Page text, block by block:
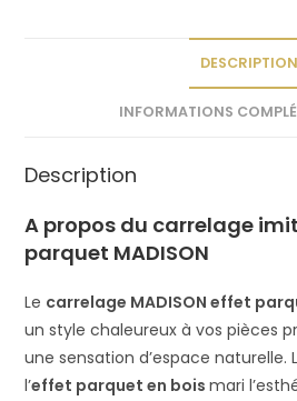
DESCRIPTION
INFORMATIONS
Description
A propos du carrelage
parquet MADISON
Le carrelage MADISON effet
un style chaleureux à vos pièces
une sensation d’espace naturelle.
l’effet parquet en boismari